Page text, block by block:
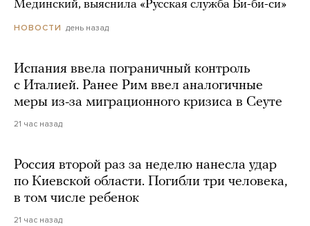
Мединский, выяснила «Русская служба Би-би-си»
НОВОСТИ день назад
Испания ввела пограничный контроль
с Италией. Ранее Рим ввел аналогичные
меры из-за миграционного кризиса в Сеуте
21 час назад
Россия второй раз за неделю нанесла удар
по Киевской области. Погибли три человека,
в том числе ребенок
21 час назад